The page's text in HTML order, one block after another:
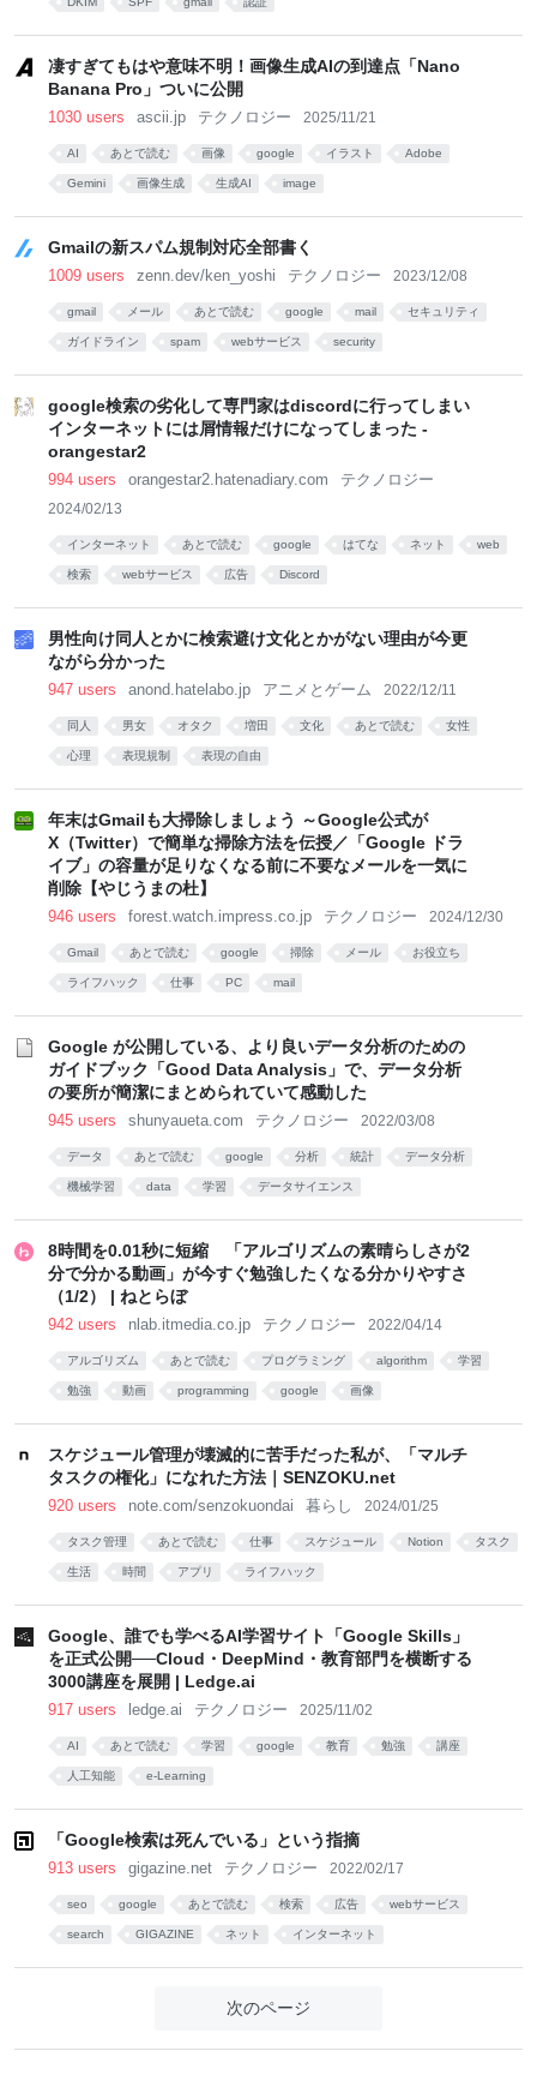
凄すぎてもはや意味不明！画像生成AIの到達点「Nano
Banana Pro」ついに公開
1030 users ascii.jp テクノロジー 2025/11/21
AI あとで読む 画像 google イラスト Adobe
Gemini 画像生成 生成AI image
Gmailの新スパム規制対応全部書く
1009 users zenn.dev/ken_yoshi テクノロジー 2023/12/08
gmail メール あとで読む google mail セキュリティ
ガイドライン spam webサービス security
google検索の劣化して専門家はdiscordに行ってしまい
インターネットには屑情報だけになってしまった -
orangestar2
994 users orangestar2.hatenadiary.com テクノロジー
2024/02/13
インターネット あとで読む google はてな ネット web
検索 webサービス 広告 Discord
男性向け同人とかに検索避け文化とかがない理由が今更
ながら分かった
947 users anond.hatelabo.jp アニメとゲーム 2022/12/11
同人 男女 オタク 増田 文化 あとで読む 女性
心理 表現規制 表現の自由
年末はGmailも大掃除しましょう ～Google公式が
X（Twitter）で簡単な掃除方法を伝授／「Google ドラ
イブ」の容量が足りなくなる前に不要なメールを一気に
削除【やじうまの杜】
946 users forest.watch.impress.co.jp テクノロジー 2024/12/30
Gmail あとで読む google 掃除 メール お役立ち
ライフハック 仕事 PC mail
Google が公開している、より良いデータ分析のための
ガイドブック「Good Data Analysis」で、データ分析
の要所が簡潔にまとめられていて感動した
945 users shunyaueta.com テクノロジー 2022/03/08
データ あとで読む google 分析 統計 データ分析
機械学習 data 学習 データサイエンス
8時間を0.01秒に短縮 「アルゴリズムの素晴らしさが2
分で分かる動画」が今すぐ勉強したくなる分かりやすさ
（1/2） | ねとらぼ
942 users nlab.itmedia.co.jp テクノロジー 2022/04/14
アルゴリズム あとで読む プログラミング algorithm 学習
勉強 動画 programming google 画像
スケジュール管理が壊滅的に苦手だった私が、「マルチ
タスクの権化」になれた方法｜SENZOKU.net
920 users note.com/senzokuondai 暮らし 2024/01/25
タスク管理 あとで読む 仕事 スケジュール Notion タスク
生活 時間 アプリ ライフハック
Google、誰でも学べるAI学習サイト「Google Skills」
を正式公開──Cloud・DeepMind・教育部門を横断する
3000講座を展開 | Ledge.ai
917 users ledge.ai テクノロジー 2025/11/02
AI あとで読む 学習 google 教育 勉強 講座
人工知能 e-Learning
「Google検索は死んでいる」という指摘
913 users gigazine.net テクノロジー 2022/02/17
seo google あとで読む 検索 広告 webサービス
search GIGAZINE ネット インターネット
次のページ